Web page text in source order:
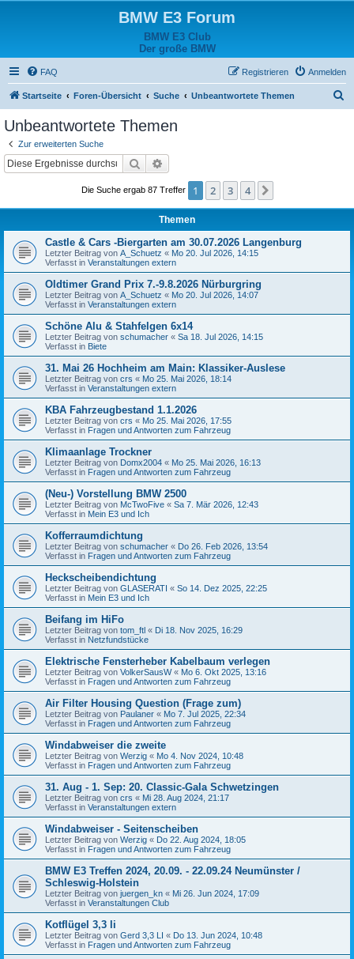
BMW E3 Forum
BMW E3 Club
Der große BMW
FAQ Anmelden
Registrieren
Startseite Foren-Übersicht Suche Unbeantwortete Themen
Unbeantwortete Themen
Zur erweiterten Suche
Suche
Die Suche ergab 87 Treffer 1 2 3 4
Themen
Castle & Cars -Biergarten am 30.07.2026 Langenburg
Letzter Beitrag von A_Schuetz « Mo 20. Jul 2026, 14:15
Verfasst in Veranstaltungen extern
Oldtimer Grand Prix 7.-9.8.2026 Nürburgring
Letzter Beitrag von A_Schuetz « Mo 20. Jul 2026, 14:07
Verfasst in Veranstaltungen extern
Schöne Alu & Stahfelgen 6x14
Letzter Beitrag von schumacher « Sa 18. Jul 2026, 14:15
Verfasst in Biete
31. Mai 26 Hochheim am Main: Klassiker-Auslese
Letzter Beitrag von crs « Mo 25. Mai 2026, 18:14
Verfasst in Veranstaltungen extern
KBA Fahrzeugbestand 1.1.2026
Letzter Beitrag von crs « Mo 25. Mai 2026, 17:55
Verfasst in Fragen und Antworten zum Fahrzeug
Klimaanlage Trockner
Letzter Beitrag von Domx2004 « Mo 25. Mai 2026, 16:13
Verfasst in Fragen und Antworten zum Fahrzeug
(Neu-) Vorstellung BMW 2500
Letzter Beitrag von McTwoFive « Sa 7. Mär 2026, 12:43
Verfasst in Mein E3 und Ich
Kofferraumdichtung
Letzter Beitrag von schumacher « Do 26. Feb 2026, 13:54
Verfasst in Fragen und Antworten zum Fahrzeug
Heckscheibendichtung
Letzter Beitrag von GLASERATI « So 14. Dez 2025, 22:25
Verfasst in Mein E3 und Ich
Beifang im HiFo
Letzter Beitrag von tom_ftl « Di 18. Nov 2025, 16:29
Verfasst in Netzfundstücke
Elektrische Fensterheber Kabelbaum verlegen
Letzter Beitrag von VolkerSausW« Mo 6. Okt 2025, 13:16
Verfasst in Fragen und Antworten zum Fahrzeug
Air Filter Housing Question (Frage zum)
Letzter Beitrag von Paulaner « Mo 7. Jul 2025, 22:34
Verfasst in Fragen und Antworten zum Fahrzeug
Windabweiser die zweite
Letzter Beitrag von Werzig « Mo 4. Nov 2024, 10:48
Verfasst in Fragen und Antworten zum Fahrzeug
31. Aug - 1. Sep: 20. Classic-Gala Schwetzingen
Letzter Beitrag von crs « Mi 28. Aug 2024, 21:17
Verfasst in Veranstaltungen extern
Windabweiser - Seitenscheiben
Letzter Beitrag von Werzig « Do 22. Aug 2024, 18:05
Verfasst in Fragen und Antworten zum Fahrzeug
BMW E3 Treffen 2024, 20.09. - 22.09.24 Neumünster /
Schleswig-Holstein
Letzter Beitrag von juergen_kn « Mi 26. Jun 2024, 17:09
Verfasst in Veranstaltungen Club
Kotflügel 3,3 li
Letzter Beitrag von Gerd 3,3 LI « Do 13. Jun 2024, 10:48
Verfasst in Fragen und Antworten zum Fahrzeug